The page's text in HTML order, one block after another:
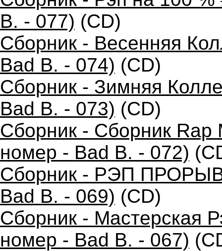
B. - 077) (CD)
Сборник - Весенняя
Bad B. - 074) (CD)
Сборник - Зимняя
Bad B. - 073) (CD)
Сборник - Сборник Rap
номер - Bad B. - 072)
Сборник - РЭП ПРОРЫВ
Bad B. - 069) (CD)
Сборник - Мастерская
номер - Bad B. - 067)